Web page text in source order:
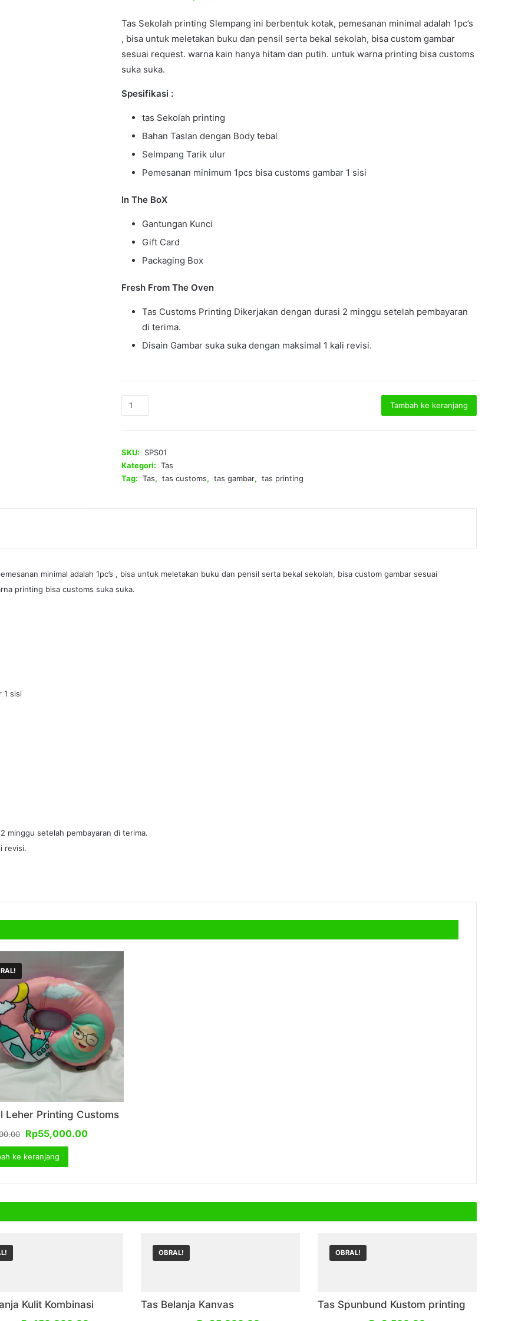
shopping
adalah:
Rp95,000.00.
ini
adalah:
Rp75,000.00.
Tas Sekolah printing Slempang ini berbentuk kotak, pemesanan minimal adalah 1pc’s
, bisa untuk meletakan buku dan pensil serta bekal sekolah, bisa custom gambar
sesuai request. warna kain hanya hitam dan putih. untuk warna printing bisa customs
suka suka.
Spesifikasi :
tas Sekolah printing
Bahan Taslan dengan Body tebal
Selmpang Tarik ulur
Pemesanan minimum 1pcs bisa customs gambar 1 sisi
In The BoX
Gantungan Kunci
Gift Card
Packaging Box
Fresh From The Oven
Tas Customs Printing Dikerjakan dengan durasi 2 minggu setelah pembayaran
di terima.
Disain Gambar suka suka dengan maksimal 1 kali revisi.
Kuantitas
Tas
Slempang
Tambah ke keranjang
SKU:
SPS01
Kategori: Tas
Tag: Tas, tas customs, tas gambar, tas printing
minimal adalah 1pc’s , bisa untuk meletakan buku dan pensil serta bekal sekolah, bisa custom gambar sesuai
printing bisa customs suka suka.
1 sisi
minggu setelah pembayaran di terima.
revisi.
Leher Printing Customs
Harga
aslinya
adalah:
Rp65,000.00.
Rp55,000.00Harga
Rp55,000.00.
ke keranjang
Kulit Kombinasi
OBRAL!
Tas Belanja Kanvas
OBRAL!
Tas Spunbund Kustom printing